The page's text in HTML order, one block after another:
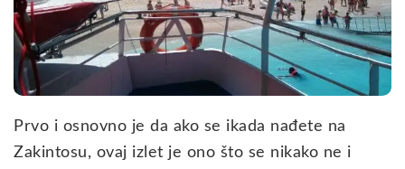
Prvo i osnovno je da ako se ikada nađete na
Zakintosu, ovaj izlet je ono što se nikako ne i